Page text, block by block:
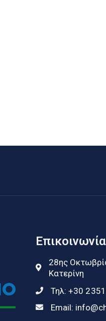
Επικοινωνία
28ης
Κατερίνη
Τηλ: +30
Email: